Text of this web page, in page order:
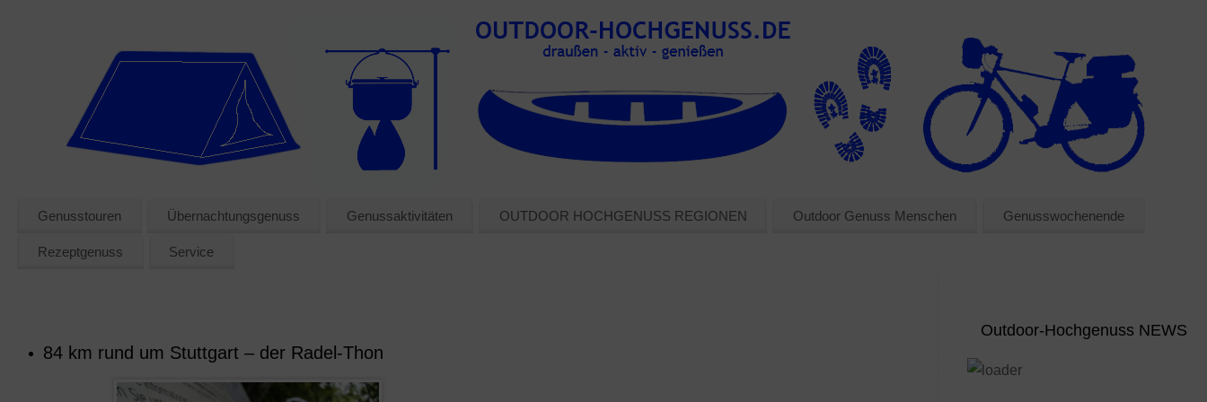
Genusstouren Übernachtungsgenuss Genussaktivitäten OUTDOOR HOCHGENUSS REGIONEN Outdoor Genuss Menschen Genusswochenende
Rezeptgenuss Service
84 km rund um Stuttgart – der Radel-Thon
Outdoor-Hochgenuss NEWS